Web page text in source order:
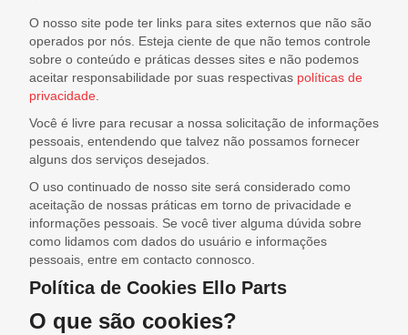
O nosso site pode ter links para sites externos que não são
operados por nós. Esteja ciente de que não temos controle
sobre o conteúdo e práticas desses sites e não podemos
aceitar responsabilidade por suas respectivas políticas de
privacidade.
Você é livre para recusar a nossa solicitação de informações
pessoais, entendendo que talvez não possamos fornecer
alguns dos serviços desejados.
O uso continuado de nosso site será considerado como
aceitação de nossas práticas em torno de privacidade e
informações pessoais. Se você tiver alguma dúvida sobre
como lidamos com dados do usuário e informações
pessoais, entre em contacto connosco.
Política de Cookies Ello Parts
O que são cookies?